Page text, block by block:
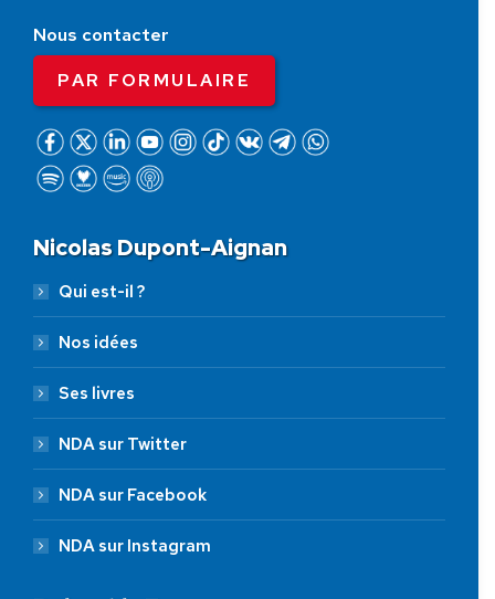
Nous contacter
PAR FORMULAIRE
Nicolas Dupont-Aignan
Qui est-il ?
Nos idées
Ses livres
NDA sur Twitter
NDA sur Facebook
NDA sur Instagram